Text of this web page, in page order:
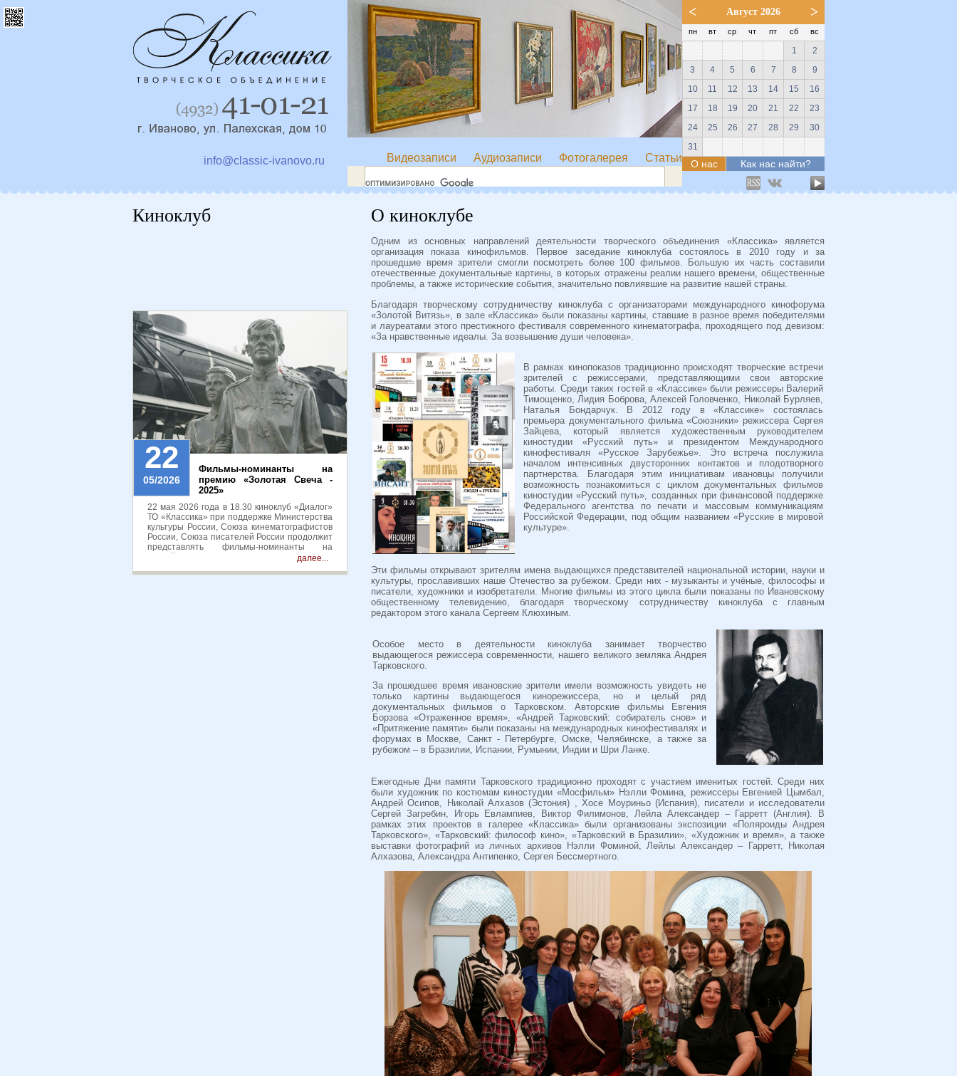
< Август 2026 >
пн вт ср чт пт сб вс
1
2
3
4 5 6 7 8
9
10
11 12 13 14 15
16
17
18 19 20 21 22
23
24
25 26 27 28 29
30
31
О нас Как нас найти?
info@classic-ivanovo.ru Видеозаписи Аудиозаписи Фотогалерея Статьи
Киноклуб О киноклубе
Одним из основных направлений деятельности творческого объединения «Классика» является
организация показа кинофильмов. Первое заседание киноклуба состоялось в 2010 году и за
прошедшие время зрители смогли посмотреть более 100 фильмов. Большую их часть составили
отечественные документальные картины, в которых отражены реалии нашего времени, общественные
проблемы, а также исторические события, значительно повлиявшие на развитие нашей страны.
Благодаря творческому сотрудничеству киноклуба с организаторами международного кинофорума
«Золотой Витязь», в зале «Классика» были показаны картины, ставшие в разное время победителями
и лауреатами этого престижного фестиваля современного кинематографа, проходящего под девизом:
«За нравственные идеалы. За возвышение души человека».
В рамках кинопоказов традиционно происходят творческие встречи
зрителей с режиссерами, представляющими свои авторские
работы. Среди таких гостей в «Классике» были режиссеры Валерий
Тимощенко, Лидия Боброва, Алексей Головченко, Николай Бурляев,
Наталья Бондарчук. В 2012 году в «Классике» состоялась
премьера документального фильма «Союзники» режиссера Сергея
Зайцева, который является художественным руководителем
киностудии «Русский путь» и президентом Международного
кинофестиваля «Русское Зарубежье». Это встреча послужила
началом интенсивных двусторонних контактов и плодотворного
партнерства. Благодаря этим инициативам ивановцы получили
возможность познакомиться с циклом документальных фильмов
киностудии «Русский путь», созданных при финансовой поддержке
Федерального агентства по печати и массовым коммуникациям
Российской Федерации, под общим названием «Русские в мировой
культуре».
Эти фильмы открывают зрителям имена выдающихся представителей национальной истории, науки и
культуры, прославивших наше Отечество за рубежом. Среди них - музыканты и учёные, философы и
писатели, художники и изобретатели. Многие фильмы из этого цикла были показаны по Ивановскому
общественному телевидению, благодаря творческому сотрудничеству киноклуба с главным
редактором этого канала Сергеем Клюхиным.
Особое место в деятельности киноклуба занимает творчество
выдающегося режиссера современности, нашего великого земляка Андрея
Тарковского.
За прошедшее время ивановские зрители имели возможность увидеть не
только картины выдающегося кинорежиссера, но и целый ряд
документальных фильмов о Тарковском. Авторские фильмы Евгения
Борзова «Отраженное время», «Андрей Тарковский: собиратель снов» и
«Притяжение памяти» были показаны на международных кинофестивалях и
форумах в Москве, Санкт - Петербурге, Омске, Челябинске, а также за
рубежом – в Бразилии, Испании, Румынии, Индии и Шри Ланке.
Ежегодные Дни памяти Тарковского традиционно проходят с участием именитых гостей. Среди них
были художник по костюмам киностудии «Мосфильм» Нэлли Фомина, режиссеры Евгенией Цымбал,
Андрей Осипов, Николай Алхазов (Эстония) , Хосе Моуриньо (Испания), писатели и исследователи
Сергей Загребин, Игорь Евлампиев, Виктор Филимонов, Лейла Александер – Гарретт (Англия). В
рамках этих проектов в галерее «Классика» были организованы экспозиции «Поляроиды Андрея
Тарковского», «Тарковский: философ кино», «Тарковский в Бразилии», «Художник и время», а также
выставки фотографий из личных архивов Нэлли Фоминой, Лейлы Александер – Гарретт, Николая
Алхазова, Александра Антипенко, Сергея Бессмертного.
Фильмы-номинанты на
премию «Золотая Свеча -
2025»
22 мая 2026 года в 18.30 киноклуб «Диалог»
ТО «Классика» при поддержке Министерства
культуры России, Союза кинематографистов
России, Союза писателей России продолжит
представлять фильмы-номинанты на
Российскую национальную премию в области
свободный.
далее...
22
05/2026